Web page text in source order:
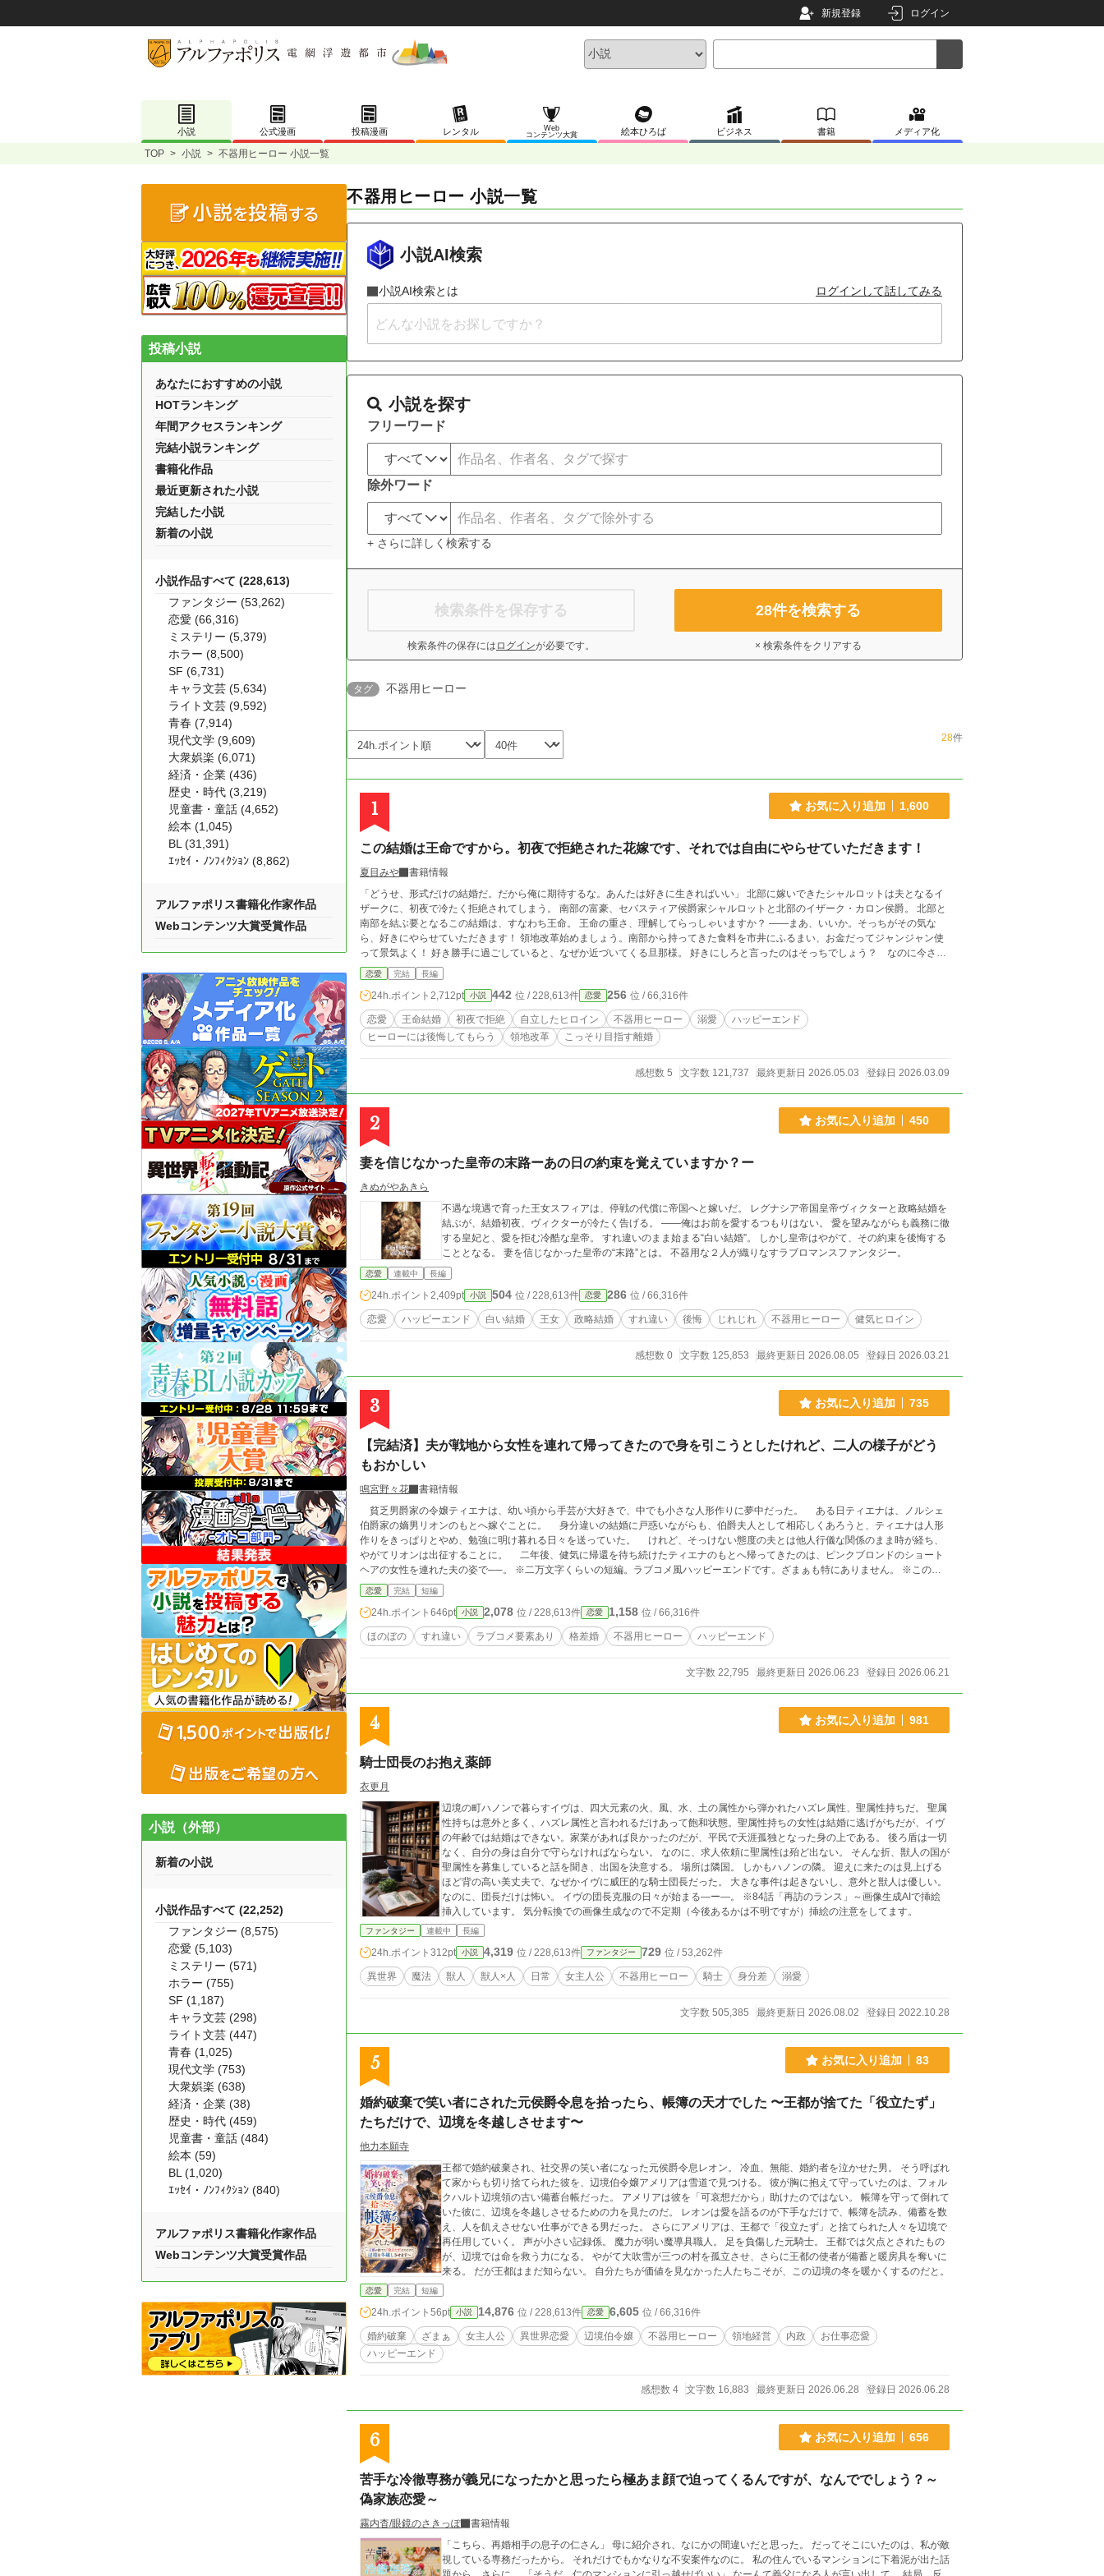
新規登録 ログイン
小説 公式漫画 投稿漫画 レンタル
Web
コンテンツ大賞
絵本ひろば ビジネス 書籍 メディア化
TOP > 小説 > 不器用ヒーロー 小説一覧
不器用ヒーロー 小説一覧
小説AI検索
小説AI検索とは ログインして話してみる
小説を探す
フリーワード
除外ワード
+ さらに詳しく検索する
検索条件を保存する
検索条件の保存には ログインが必要です。
28件を検索する
× 検索条件をクリアする
タグ 不器用ヒーロー
28件
1 お気に入り追加 1,600
この結婚は王命ですから。初夜で拒絶された花嫁です、それでは自由にやらせていただきます！
夏目みや
書籍情報
「どうせ、形式だけの結婚だ。だから俺に期待するな。あんたは好きに生きればいい」 北部に嫁いできたシャルロットは夫となるイ
ザークに、初夜で冷たく拒絶されてしまう。 南部の富豪、セバスティア侯爵家シャルロットと北部のイザーク・カロン侯爵。 北部と
南部を結ぶ要となるこの結婚は、すなわち王命。 王命の重さ、理解してらっしゃいますか？ ――まあ、いいか。そっちがその気な
ら、好きにやらせていただきます！ 領地改革始めましょう。南部から持ってきた食料を市井にふるまい、お金だってジャンジャン使
って景気よく！ 好き勝手に過ごしていると、なぜか近づいてくる旦那様。 好きにしろと言ったのはそっちでしょう？ なのに今さら
恋愛 完結 長編
24h.ポイント 2,712pt 小説 442 位 / 228,613件 恋愛 256 位 / 66,316件
恋愛 王命結婚 初夜で拒絶 自立したヒロイン 不器用ヒーロー 溺愛
ハッピーエンド
ヒーローには後悔してもらう
領地改革 こっそり目指す離婚
感想数 5 文字数 121,737 最終更新日 2026.05.03 登録日 2026.03.09
2 お気に入り追加 450
妻を信じなかった皇帝の末路ーあの日の約束を覚えていますか？ー
きぬがやあきら
不遇な境遇で育った王女スフィアは、停戦の代償に帝国へと嫁いだ。 レグナシア帝国皇帝ヴィクターと政略結婚を
結ぶが、結婚初夜、ヴィクターが冷たく告げる。 ――俺はお前を愛するつもりはない。 愛を望みながらも義務に徹
する皇妃と、愛を拒む冷酷な皇帝。 すれ違いのまま始まる“白い結婚”。 しかし皇帝はやがて、その約束を後悔する
こととなる。 妻を信じなかった皇帝の“末路”とは。 不器用な２人が織りなすラブロマンスファンタジー。
恋愛 連載中 長編
24h.ポイント 2,409pt 小説 504 位 / 228,613件 恋愛 286 位 / 66,316件
恋愛 ハッピーエンド 白い結婚 王女 政略結婚 すれ違い 後悔 じれじれ 不器用ヒーロー 健気ヒロイン
感想数 0 文字数 125,853 最終更新日 2026.08.05 登録日 2026.03.21
3 お気に入り追加 735
【完結済】夫が戦地から女性を連れて帰ってきたので身を引こうとしたけれど、二人の様子がどう
もおかしい
鳴宮野々花
書籍情報
貧乏男爵家の令嬢ティエナは、幼い頃から手芸が大好きで、中でも小さな人形作りに夢中だった。 ある日ティエナは、ノルシェ
伯爵家の嫡男リオンのもとへ嫁ぐことに。 身分違いの結婚に戸惑いながらも、伯爵夫人として相応しくあろうと、ティエナは人形
作りをきっぱりとやめ、勉強に明け暮れる日々を送っていた。 けれど、そっけない態度の夫とは他人行儀な関係のまま時が経ち、
やがてリオンは出征することに。 二年後、健気に帰還を待ち続けたティエナのもとへ帰ってきたのは、ピンクブロンドのショート
ヘアの女性を連れた夫の姿で──。 ※二万文字くらいの短編。ラブコメ風ハッピーエンドです。ざまぁも特にありません。 ※この作
品は小説家になろう、カクヨムにも投稿しています。
恋愛 完結 短編
24h.ポイント 646pt 小説 2,078 位 / 228,613件 恋愛 1,158 位 / 66,316件
ほのぼの すれ違い ラブコメ要素あり 格差婚 不器用ヒーロー ハッピーエンド
文字数 22,795 最終更新日 2026.06.23 登録日 2026.06.21
4 お気に入り追加 981
騎士団長のお抱え薬師
衣更月
辺境の町ハノンで暮らすイヴは、四大元素の火、風、水、土の属性から弾かれたハズレ属性、聖属性持ちだ。 聖属
性持ちは意外と多く、ハズレ属性と言われるだけあって飽和状態。聖属性持ちの女性は結婚に逃げがちだが、イヴ
の年齢では結婚はできない。家業があれば良かったのだが、平民で天涯孤独となった身の上である。 後ろ盾は一切
なく、自分の身は自分で守らなければならない。 なのに、求人依頼に聖属性は殆ど出ない。 そんな折、獣人の国が
聖属性を募集していると話を聞き、出国を決意する。 場所は隣国。 しかもハノンの隣。 迎えに来たのは見上げる
ほど背の高い美丈夫で、なぜかイヴに威圧的な騎士団長だった。 大きな事件は起きないし、意外と獣人は優しい。
なのに、団長だけは怖い。 イヴの団長克服の日々が始まる―ー―。 ※84話「再訪のランス」～画像生成AIで挿絵
挿入しています。 気分転換での画像生成なので不定期（今後あるかは不明ですが）挿絵の注意をしてます。
ファンタジー 連載中 長編
24h.ポイント 312pt 小説 4,319 位 / 228,613件 ファンタジー 729 位 / 53,262件
異世界 魔法 獣人 獣人×人 日常 女主人公 不器用ヒーロー 騎士 身分差 溺愛
文字数 505,385 最終更新日 2026.08.02 登録日 2022.10.28
5 お気に入り追加 83
婚約破棄で笑い者にされた元侯爵令息を拾ったら、帳簿の天才でした 〜王都が捨てた「役立たず」
たちだけで、辺境を冬越しさせます〜
他力本願寺
王都で婚約破棄され、社交界の笑い者になった元侯爵令息レオン。 冷血、無能、婚約者を泣かせた男。 そう呼ばれ
て家からも切り捨てられた彼を、辺境伯令嬢アメリアは雪道で見つける。 彼が胸に抱えて守っていたのは、フォル
クハルト辺境領の古い備蓄台帳だった。 アメリアは彼を「可哀想だから」助けたのではない。 帳簿を守って倒れて
いた彼に、辺境を冬越しさせるための力を見たのだ。 レオンは愛を語るのが下手なだけで、帳簿を読み、備蓄を数
え、人を飢えさせない仕事ができる男だった。 さらにアメリアは、王都で「役立たず」と捨てられた人々を辺境で
再任用していく。 声が小さい記録係。 魔力が弱い魔導具職人。 足を負傷した元騎士。 王都では欠点とされたもの
が、辺境では命を救う力になる。 やがて大吹雪が三つの村を孤立させ、さらに王都の使者が備蓄と暖房具を奪いに
来る。 だが王都はまだ知らない。 自分たちが価値を見なかった人たちこそが、この辺境の冬を暖かくするのだと。
恋愛 完結 短編
24h.ポイント 56pt 小説 14,876 位 / 228,613件 恋愛 6,605 位 / 66,316件
婚約破棄 ざまぁ 女主人公 異世界恋愛 辺境伯令嬢 不器用ヒーロー 領地経営 内政
お仕事恋愛
ハッピーエンド
感想数 4 文字数 16,883 最終更新日 2026.06.28 登録日 2026.06.28
6 お気に入り追加 656
苦手な冷徹専務が義兄になったかと思ったら極あま顔で迫ってくるんですが、なんででしょう？～
偽家族恋愛～
霧内杳/眼鏡のさきっぽ
書籍情報
「こちら、再婚相手の息子の仁さん」 母に紹介され、なにかの間違いだと思った。 だってそこにいたのは、私が敵
視している専務だったから。 それだけでもかなりな不安案件なのに。 私の住んでいるマンションに下着泥が出た話
投稿小説
あなたにおすすめの小説
HOTランキング
年間アクセスランキング
完結小説ランキング
書籍化作品
最近更新された小説
完結した小説
新着の小説
小説作品すべて (228,613)
ファンタジー (53,262)
恋愛 (66,316)
ミステリー (5,379)
ホラー (8,500)
SF (6,731)
キャラ文芸 (5,634)
ライト文芸 (9,592)
青春 (7,914)
現代文学 (9,609)
大衆娯楽 (6,071)
経済・企業 (436)
歴史・時代 (3,219)
児童書・童話 (4,652)
絵本 (1,045)
BL (31,391)
ｴｯｾｲ・ﾉﾝﾌｨｸｼｮﾝ (8,862)
アルファポリス書籍化作家作品
Webコンテンツ大賞受賞作品
小説（外部）
新着の小説
小説作品すべて (22,252)
ファンタジー (8,575)
恋愛 (5,103)
ミステリー (571)
ホラー (755)
SF (1,187)
キャラ文芸 (298)
ライト文芸 (447)
青春 (1,025)
現代文学 (753)
大衆娯楽 (638)
経済・企業 (38)
歴史・時代 (459)
児童書・童話 (484)
絵本 (59)
BL (1,020)
ｴｯｾｲ・ﾉﾝﾌｨｸｼｮﾝ (840)
アルファポリス書籍化作家作品
Webコンテンツ大賞受賞作品